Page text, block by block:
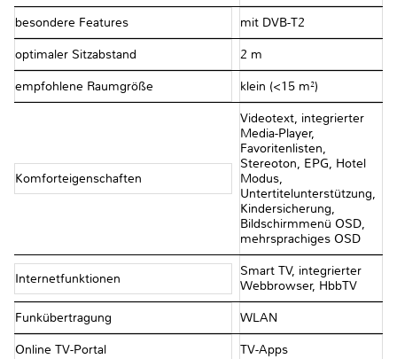
besondere Features mit DVB-T2
optimaler Sitzabstand 2 m
empfohlene Raumgröße klein (<15 m²)
Komforteigenschaften
Videotext, integrierter
Media-Player,
Favoritenlisten,
Stereoton, EPG, Hotel
Modus,
Untertitelunterstützung,
Kindersicherung,
Bildschirmmenü OSD,
mehrsprachiges OSD
Internetfunktionen
Smart TV, integrierter
Webbrowser, HbbTV
Funkübertragung WLAN
Online TV-Portal TV-Apps